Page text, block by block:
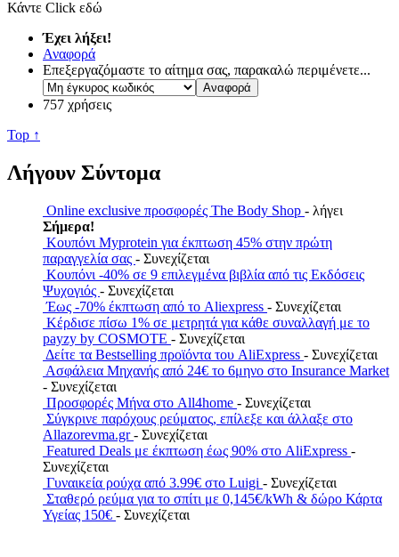
Κάντε Click εδώ
Έχει λήξει!
Αναφορά
Επεξεργαζόμαστε το αίτημα σας, παρακαλώ περιμένετε...
757 χρήσεις
Top ↑
Λήγουν Σύντομα
Online exclusive προσφορές The Body Shop - λήγει
Σήμερα!
Κουπόνι Myprotein για έκπτωση 45% στην πρώτη
παραγγελία σας - Συνεχίζεται
Κουπόνι -40% σε 9 επιλεγμένα βιβλία από τις Εκδόσεις
Ψυχογιός - Συνεχίζεται
Έως -70% έκπτωση από το Aliexpress - Συνεχίζεται
Κέρδισε πίσω 1% σε μετρητά για κάθε συναλλαγή με το
payzy by COSMOTE - Συνεχίζεται
Δείτε τα Bestselling προϊόντα του AliExpress - Συνεχίζεται
Ασφάλεια Μηχανής από 24€ το 6μηνο στο Insurance Market
- Συνεχίζεται
Προσφορές Μήνα στο All4home - Συνεχίζεται
Σύγκρινε παρόχους ρεύματος, επίλεξε και άλλαξε στο
Allazorevma.gr- Συνεχίζεται
Featured Deals με έκπτωση έως 90% στο AliExpress -
Συνεχίζεται
Γυναικεία ρούχα από 3.99€ στο Luigi - Συνεχίζεται
Σταθερό ρεύμα για το σπίτι με 0,145€/kWh & δώρο Κάρτα
Υγείας 150€ - Συνεχίζεται